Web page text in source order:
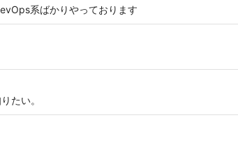
系ばかりやっております
たい。